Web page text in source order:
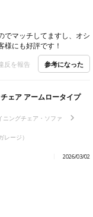
でマッチしてますし、オシ
様にも好評です！
反を報告 参考になった
ェア アームロータイプ
ングチェア・ソファ
レージ）
2026/03/02